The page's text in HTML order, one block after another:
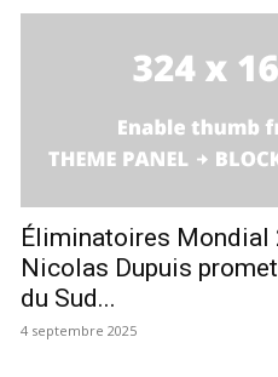
Éliminatoires Mondial
Nicolas Dupuis
du Sud...
4 septembre 2025